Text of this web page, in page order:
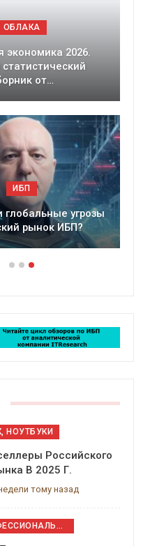
ОБЛАКА
экономика 2026.
от…
ИБП
глобальные угрозы
рынок ИБП?
НОУТБУКИ
Российского
В 2025 Г.
тому назад
ПРОФЕССИОНАЛЬНОЕ ПРИКЛАДНОЕ ПО